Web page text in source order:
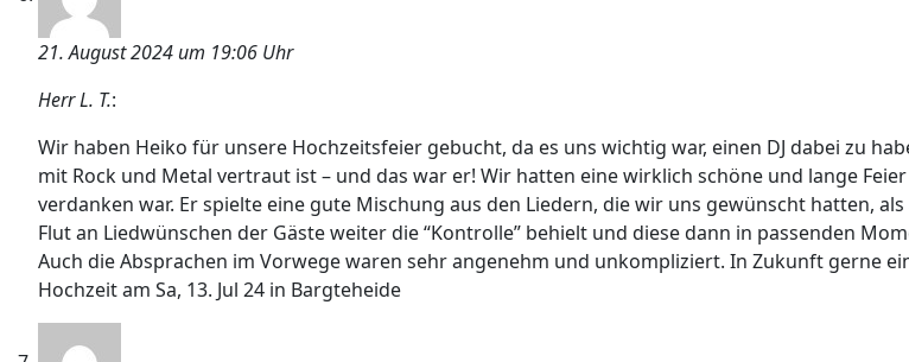
21. August 2024 um 19:06 Uhr
Herr L. T.:
Wir haben Heiko für unsere Hochzeitsfeier gebucht, da es uns wichtig war, einen DJ dabei zu
mit Rock und Metal vertraut ist – und das war er! Wir hatten eine wirklich schöne und lange
verdanken war. Er spielte eine gute Mischung aus den Liedern, die wir uns gewünscht hatten,
Flut an Liedwünschen der Gäste weiter die “Kontrolle” behielt und diese dann in passenden
Auch die Absprachen im Vorwege waren sehr angenehm und unkompliziert. In Zukunft gerne
Hochzeit am Sa, 13. Jul 24 in Bargteheide